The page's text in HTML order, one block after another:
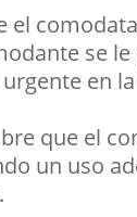
el
se
en
que el
un uso